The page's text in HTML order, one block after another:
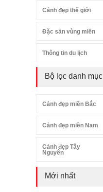
Cảnh đẹp thế giới
Đặc sản vùng miền
Thông tin du lịch
Bộ lọc danh mục
Cảnh đẹp miền Bắc
Cảnh đẹp miền Nam
Cảnh đẹp Tây
Nguyên
Mới nhất